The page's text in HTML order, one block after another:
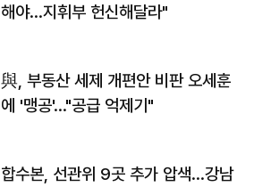
해야…지휘부 헌신해달라"
與, 부동산 세제 개편안 비판 오세훈
에 '맹공'…"공급 억제기"
합수본, 선관위 9곳 추가 압색…강남